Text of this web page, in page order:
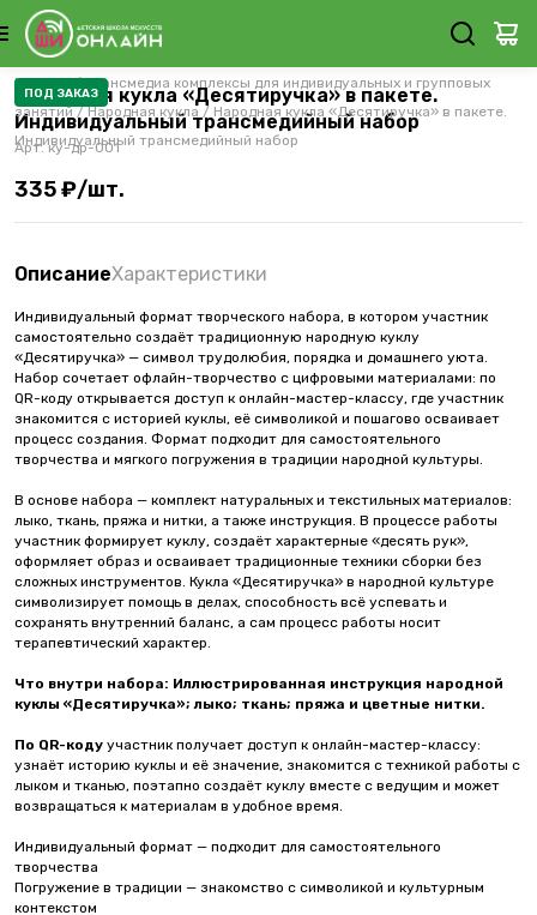
Каталог/Трансмедиа комплексы для индивидуальных и групповых
занятий/Народная кукла / Народная кукла «Десятиручка» в пакете.
Индивидуальный трансмедийный набор
ПОД ЗАКАЗ
Народная кукла «Десятиручка» в пакете.
Индивидуальный трансмедийный набор
Арт.ку-др-001
335 ₽/шт.
ОписаниеХарактеристики
Индивидуальный формат творческого набора, в котором участник
самостоятельно создаёт традиционную народную куклу
«Десятиручка» — символ трудолюбия, порядка и домашнего уюта.
Набор сочетает офлайн-творчество с цифровыми материалами: по
QR-коду открывается доступ к онлайн-мастер-классу, где участник
знакомится с историей куклы, её символикой и пошагово осваивает
процесс создания. Формат подходит для самостоятельного
творчества и мягкого погружения в традиции народной культуры.
В основе набора — комплект натуральных и текстильных материалов:
лыко, ткань, пряжа и нитки, а также инструкция. В процессе работы
участник формирует куклу, создаёт характерные «десять рук»,
оформляет образ и осваивает традиционные техники сборки без
сложных инструментов. Кукла «Десятиручка» в народной культуре
символизирует помощь в делах, способность всё успевать и
сохранять внутренний баланс, а сам процесс работы носит
терапевтический характер.
Что внутри набора: Иллюстрированная инструкция народной
куклы «Десятиручка»; лыко; ткань; пряжа и цветные нитки.
По QR-коду участник получает доступ к онлайн-мастер-классу:
узнаёт историю куклы и её значение, знакомится с техникой работы с
лыком и тканью, поэтапно создаёт куклу вместе с ведущим и может
возвращаться к материалам в удобное время.
Индивидуальный формат — подходит для самостоятельного
творчества
Погружение в традиции — знакомство с символикой и культурным
контекстом